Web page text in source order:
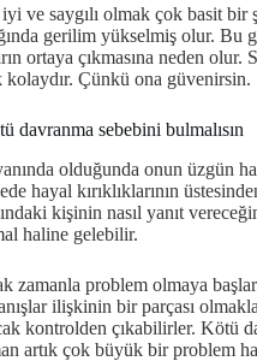
ve saygılı olmak çok basit bir
gerilim yükselmiş olur. Bu
ortaya çıkmasına neden olur.
kolaydır. Çünkü ona güvenirsin.
davranma sebebini bulmalısın
olduğunda onun üzgün
hayal kırıklıklarının
kişinin nasıl yanıt
haline gelebilir.
zamanla problem olmaya
ilişkinin bir parçası
kontrolden çıkabilirler. Kötü
artık çok büyük bir problem